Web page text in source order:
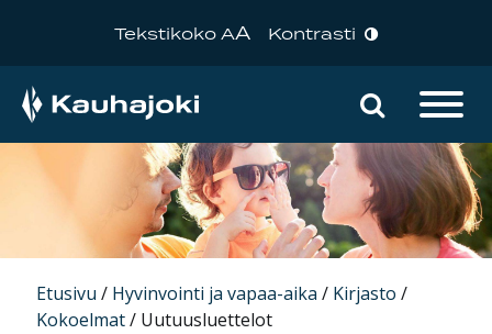
Tekstikoko AA Kontrasti
Päävalikko Hae
Etusivu / Hyvinvointi ja vapaa-aika / Kirjasto /
Kokoelmat/ Uutuusluettelot